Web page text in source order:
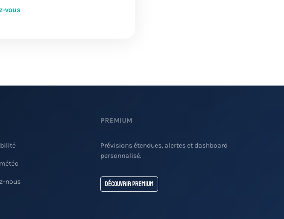
vous
nous
PREMIUM
Prévisions étendues, alertes et dashboard
personnalisé.
Découvrir Premium